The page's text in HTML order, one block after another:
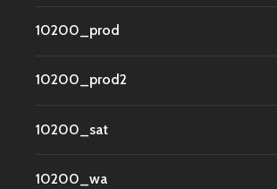
10200_prod
10200_prod2
10200_sat
10200_wa